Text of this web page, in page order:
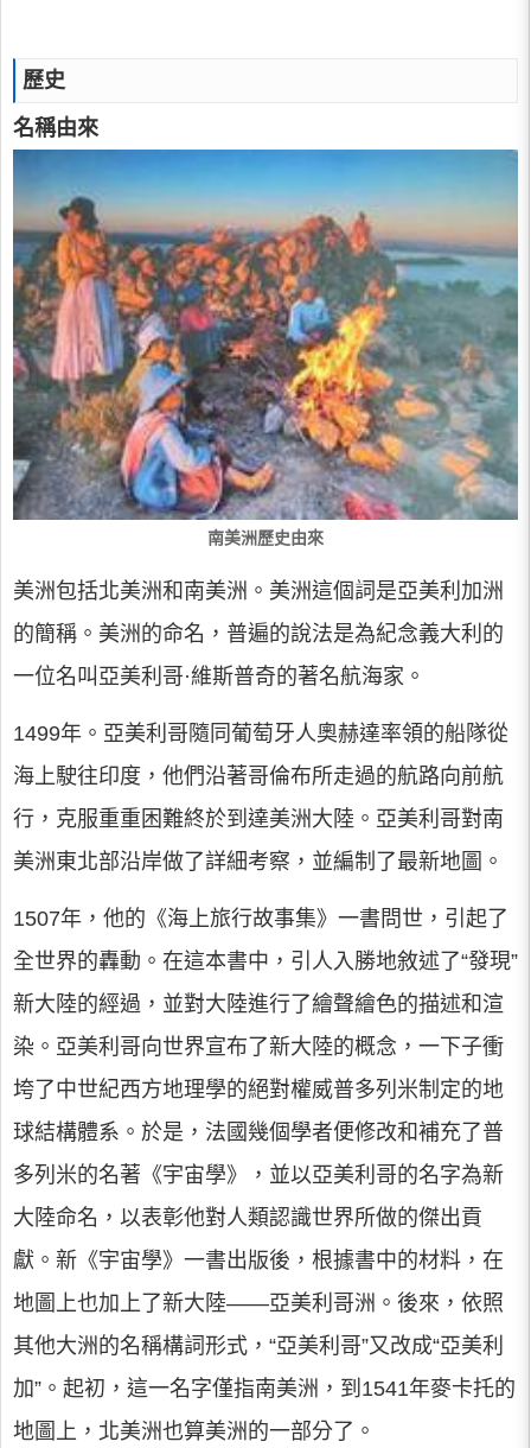
歷史
名稱由來
南美洲歷史由來
美洲包括北美洲和南美洲。美洲這個詞是亞美利加洲
的簡稱。美洲的命名，普遍的說法是為紀念義大利的
一位名叫亞美利哥·維斯普奇的著名航海家。
1499年。亞美利哥隨同葡萄牙人奧赫達率領的船隊從
海上駛往印度，他們沿著哥倫布所走過的航路向前航
行，克服重重困難終於到達美洲大陸。亞美利哥對南
美洲東北部沿岸做了詳細考察，並編制了最新地圖。
1507年，他的《海上旅行故事集》一書問世，引起了
全世界的轟動。在這本書中，引人入勝地敘述了“發現”
新大陸的經過，並對大陸進行了繪聲繪色的描述和渲
染。亞美利哥向世界宣布了新大陸的概念，一下子衝
垮了中世紀西方地理學的絕對權威普多列米制定的地
球結構體系。於是，法國幾個學者便修改和補充了普
多列米的名著《宇宙學》，並以亞美利哥的名字為新
大陸命名，以表彰他對人類認識世界所做的傑出貢
獻。新《宇宙學》一書出版後，根據書中的材料，在
地圖上也加上了新大陸——亞美利哥洲。後來，依照
其他大洲的名稱構詞形式，“亞美利哥”又改成“亞美利
加”。起初，這一名字僅指南美洲，到1541年麥卡托的
地圖上，北美洲也算美洲的一部分了。